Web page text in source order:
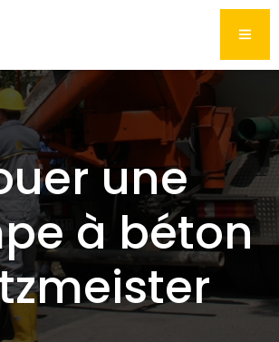
une
à béton